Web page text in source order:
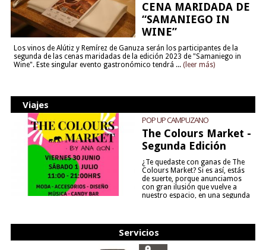
CENA MARIDADA DE
“SAMANIEGO IN
WINE”
Los vinos de Alútiz y Remírez de Ganuza serán los participantes de la
segunda de las cenas maridadas de la edición 2023 de "Samaniego in
Wine". Este singular evento gastronómico tendrá ... (leer más)
Viajes
POP UP CAMPUZANO
The Colours Market -
Segunda Edición
¿Te quedaste con ganas de The
Colours Market? Si es así, estás
de suerte, porque anunciamos
con gran ilusión que vuelve a
nuestro espacio, en una segunda
Servicios